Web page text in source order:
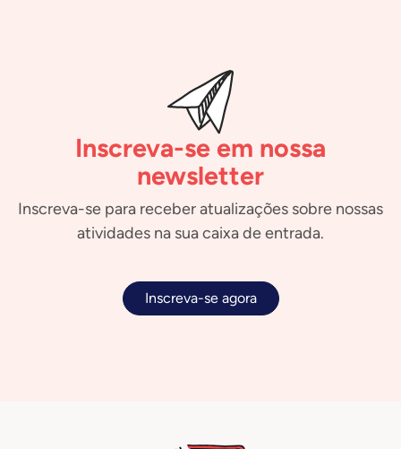
Inscreva-se em nossa
newsletter
Inscreva-se para receber atualizações sobre nossas
atividades na sua caixa de entrada.
Inscreva-se agora